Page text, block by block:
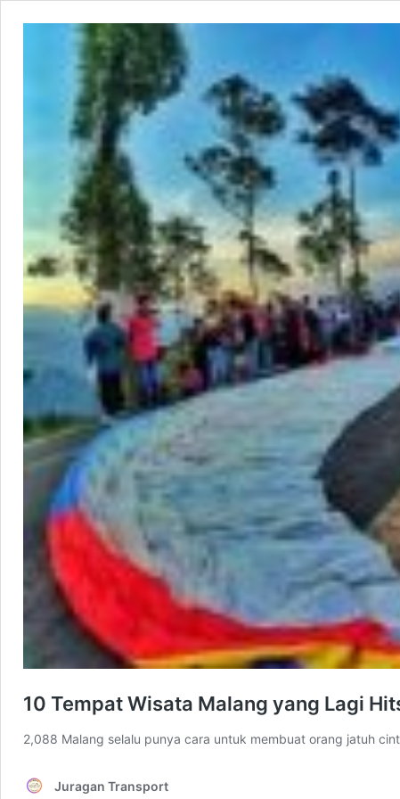
10 Tempat Wisata Malang yang Lagi
2,088 Malang selalu punya cara untuk membuat orang jatuh
Juragan Transport